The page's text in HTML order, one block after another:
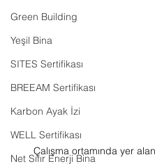
Green Building
Yeşil Bina
SITES Sertifikası
BREEAM Sertifikası
Karbon Ayak İzi
WELL Sertifikası
Net Sıfır Enerji Bina
Çalışma ortamında yer